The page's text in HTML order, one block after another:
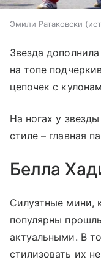
Эмили Ратаковски
Звезда
на топе
цепочек с
На ногах у
стиле – главная
Белла
Силуэтные мини,
популярны
актуальными. В
стилизовать их